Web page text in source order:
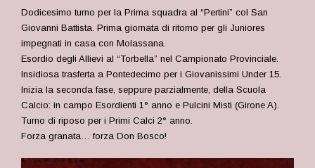
Dodicesimo turno per la Prima squadra al “Pertini” col San
Giovanni Battista. Prima giornata di ritorno per gli Juniores
impegnati in casa con Molassana.
Esordio degli Allievi al “Torbella” nel Campionato Provinciale.
Insidiosa trasferta a Pontedecimo per i Giovanissimi Under 15.
Inizia la seconda fase, seppure parzialmente, della Scuola
Calcio: in campo Esordienti 1° anno e Pulcini Misti (Girone A).
Turno di riposo per i Primi Calci 2° anno.
Forza granata… forza Don Bosco!